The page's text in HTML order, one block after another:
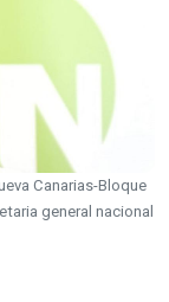
Canarias-Bloque
general nacional